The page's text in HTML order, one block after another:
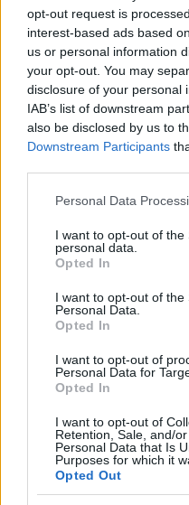
opt-out request is
interest-based ads based
us or personal information
your opt-out. You may
disclosure of your personal
IAB’s list of downstream
also be disclosed by us to
Downstream Participants
Please note that this
not limited to your visit or
grant or deny consent to
use your data for below
consent section.
Personal Data
I want to opt-out of the
personal data.
Opted In
I want to opt-out of the
Personal Data.
Opted In
I want to opt-out of
Personal Data for
Opted In
I want to opt-out of
Retention, Sale, and/
Personal Data that Is
Purposes for which it
Opted Out
trasmesse.
AUTORE
Edoardo
Edoardo
nomi: da allora
e custodisce
mappe della